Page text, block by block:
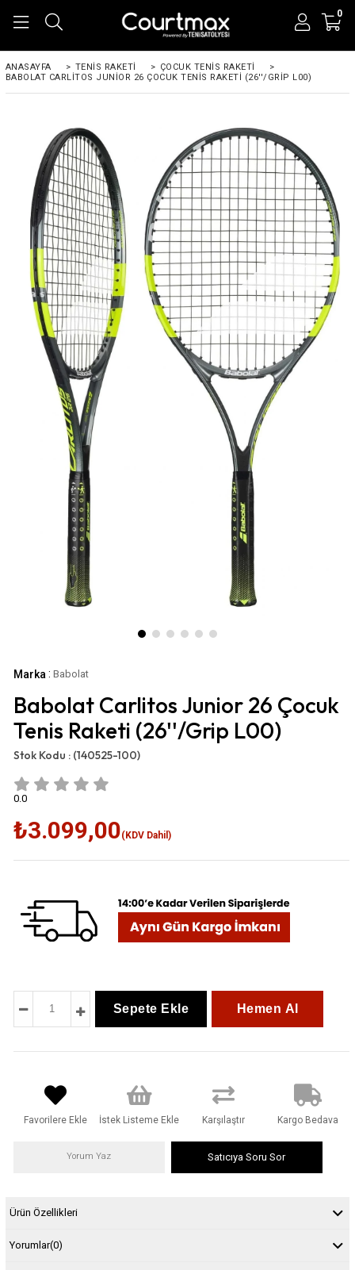
0
ANASAYFA > TENIS RAKETI > ÇOCUK TENIS RAKETI
>
BABOLAT CARLITOS JUNIOR 26 ÇOCUK TENIS RAKETI (26''/GRIP L00)
Marka : Babolat
Babolat Carlitos Junior 26 Çocuk
Tenis Raketi (26''/Grip L00)
Stok Kodu : (140525-100)
0.0
₺3.099,00(KDV Dahil)
Favorilere Ekle İstek Listeme Ekle Karşılaştır Kargo Bedava
Yorum Yaz Satıcıya Soru Sor
Ürün Özellikleri
Yorumlar(0)